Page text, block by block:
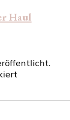
Haul